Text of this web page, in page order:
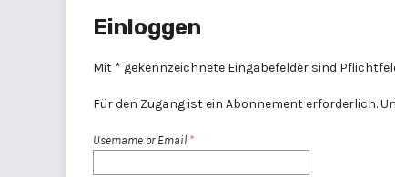
Einloggen
Mit * gekennzeichnete Eingabefelder sind
Für den Zugang ist ein Abonnement erforderlich.
Username or Email *